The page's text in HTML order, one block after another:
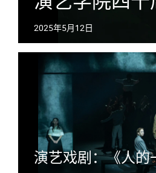
2025年5月12日
演艺戏剧：《人的